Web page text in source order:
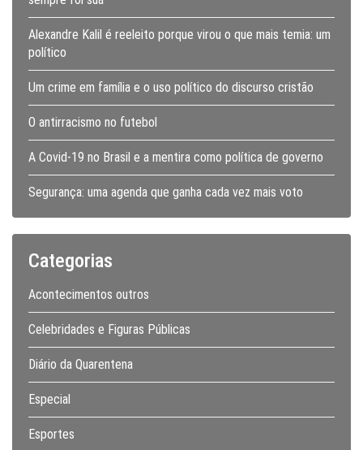
Alexandre Kalil é reeleito porque virou o que mais temia: um
político
Um crime em família e o uso político do discurso cristão
O antirracismo no futebol
A Covid-19 no Brasil e a mentira como política de governo
Segurança: uma agenda que ganha cada vez mais voto
Categorias
Acontecimentos outros
Celebridades e Figuras Públicas
Diário da Quarentena
Especial
Esportes